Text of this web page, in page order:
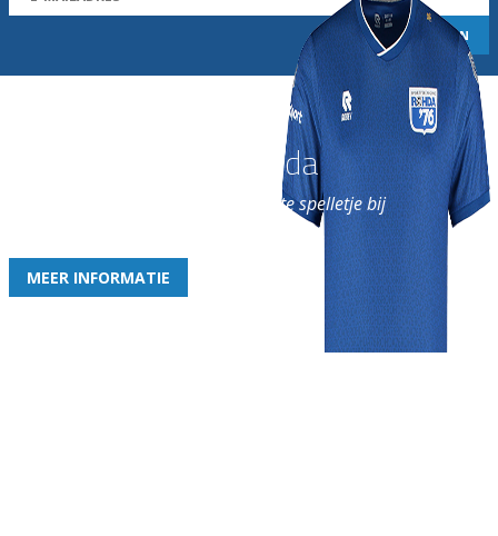
Word nu lid van Rohda
en geniet iedere week van het leukste spelletje bij
MEER INFORMATIE